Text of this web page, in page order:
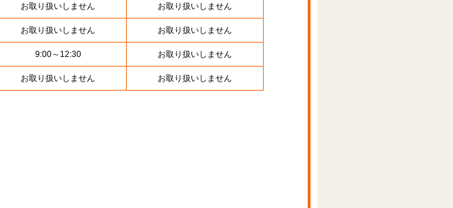
お取り扱いしません お取り扱いしません
お取り扱いしません お取り扱いしません
9:00～12:30 お取り扱いしません
お取り扱いしません お取り扱いしません